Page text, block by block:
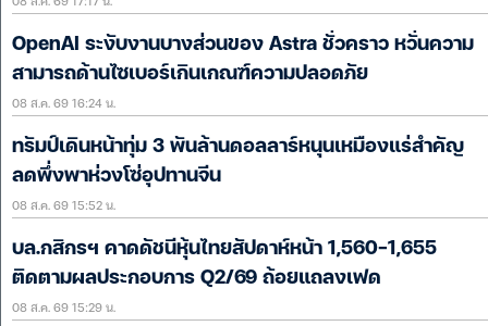
OpenAI ระงับงานบางส่วนของ Astra ชั่วคราว หวั่นความ
สามารถด้านไซเบอร์เกินเกณฑ์ความปลอดภัย
08 ส.ค. 69 16:24 น.
ทรัมป์เดินหน้าทุ่ม 3 พันล้านดอลลาร์หนุนเหมืองแร่สำคัญ
ลดพึ่งพาห่วงโซ่อุปทานจีน
08 ส.ค. 69 15:52 น.
บล.กสิกรฯ คาดดัชนีหุ้นไทยสัปดาห์หน้า 1,560-1,655
ติดตามผลประกอบการ Q2/69 ถ้อยแถลงเฟด
08 ส.ค. 69 15:29 น.